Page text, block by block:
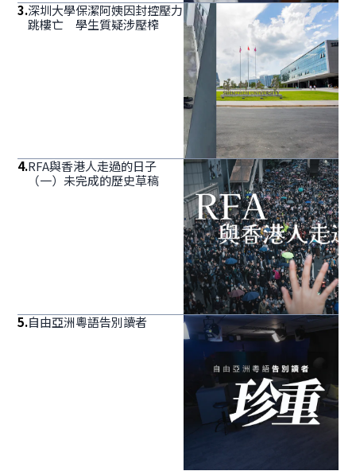
3.深圳大學保潔阿姨因封控壓力
跳樓亡 學生質疑涉壓榨
4.RFA與香港人走過的日子
（一）未完成的歷史草稿
5.自由亞洲粵語告別讀者